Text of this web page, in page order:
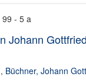
99 - 5 a
Johann
Büchner, Johann